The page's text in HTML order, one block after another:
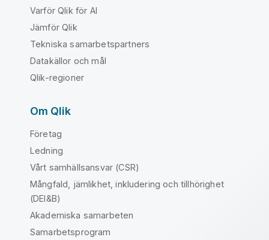
Varför Qlik för AI
Jämför Qlik
Tekniska samarbetspartners
Datakällor och mål
Qlik-regioner
Om Qlik
Företag
Ledning
Vårt samhällsansvar (CSR)
Mångfald, jämlikhet, inkludering och tillhörighet
(DEI&B)
Akademiska samarbeten
Samarbetsprogram